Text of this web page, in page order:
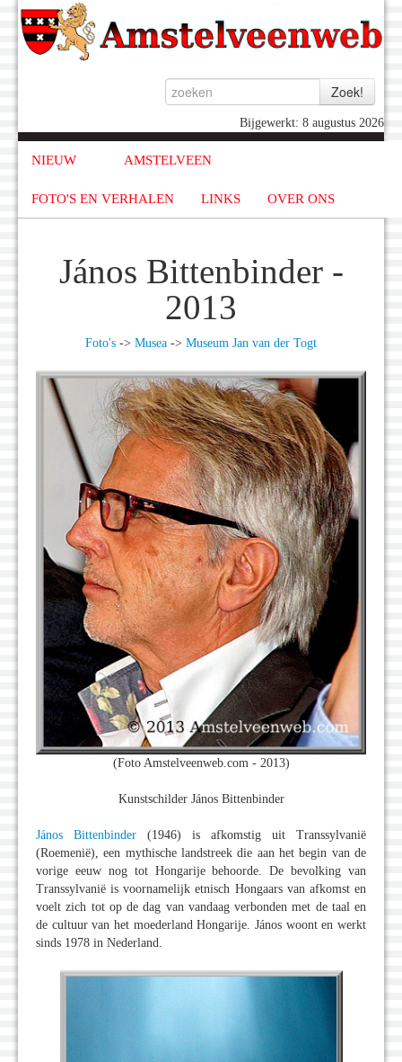
Bijgewerkt: 8 augustus 2026
NIEUW AMSTELVEEN
FOTO'S EN VERHALEN LINKS OVER ONS
János Bittenbinder -
2013
Foto's -> Musea -> Museum Jan van der Togt
(Foto Amstelveenweb.com - 2013)
Kunstschilder János Bittenbinder
János Bittenbinder (1946) is afkomstig uit Transsylvanië
(Roemenië), een mythische landstreek die aan het begin van de
vorige eeuw nog tot Hongarije behoorde. De bevolking van
Transsylvanië is voornamelijk etnisch Hongaars van afkomst en
voelt zich tot op de dag van vandaag verbonden met de taal en
de cultuur van het moederland Hongarije. János woont en werkt
sinds 1978 in Nederland.